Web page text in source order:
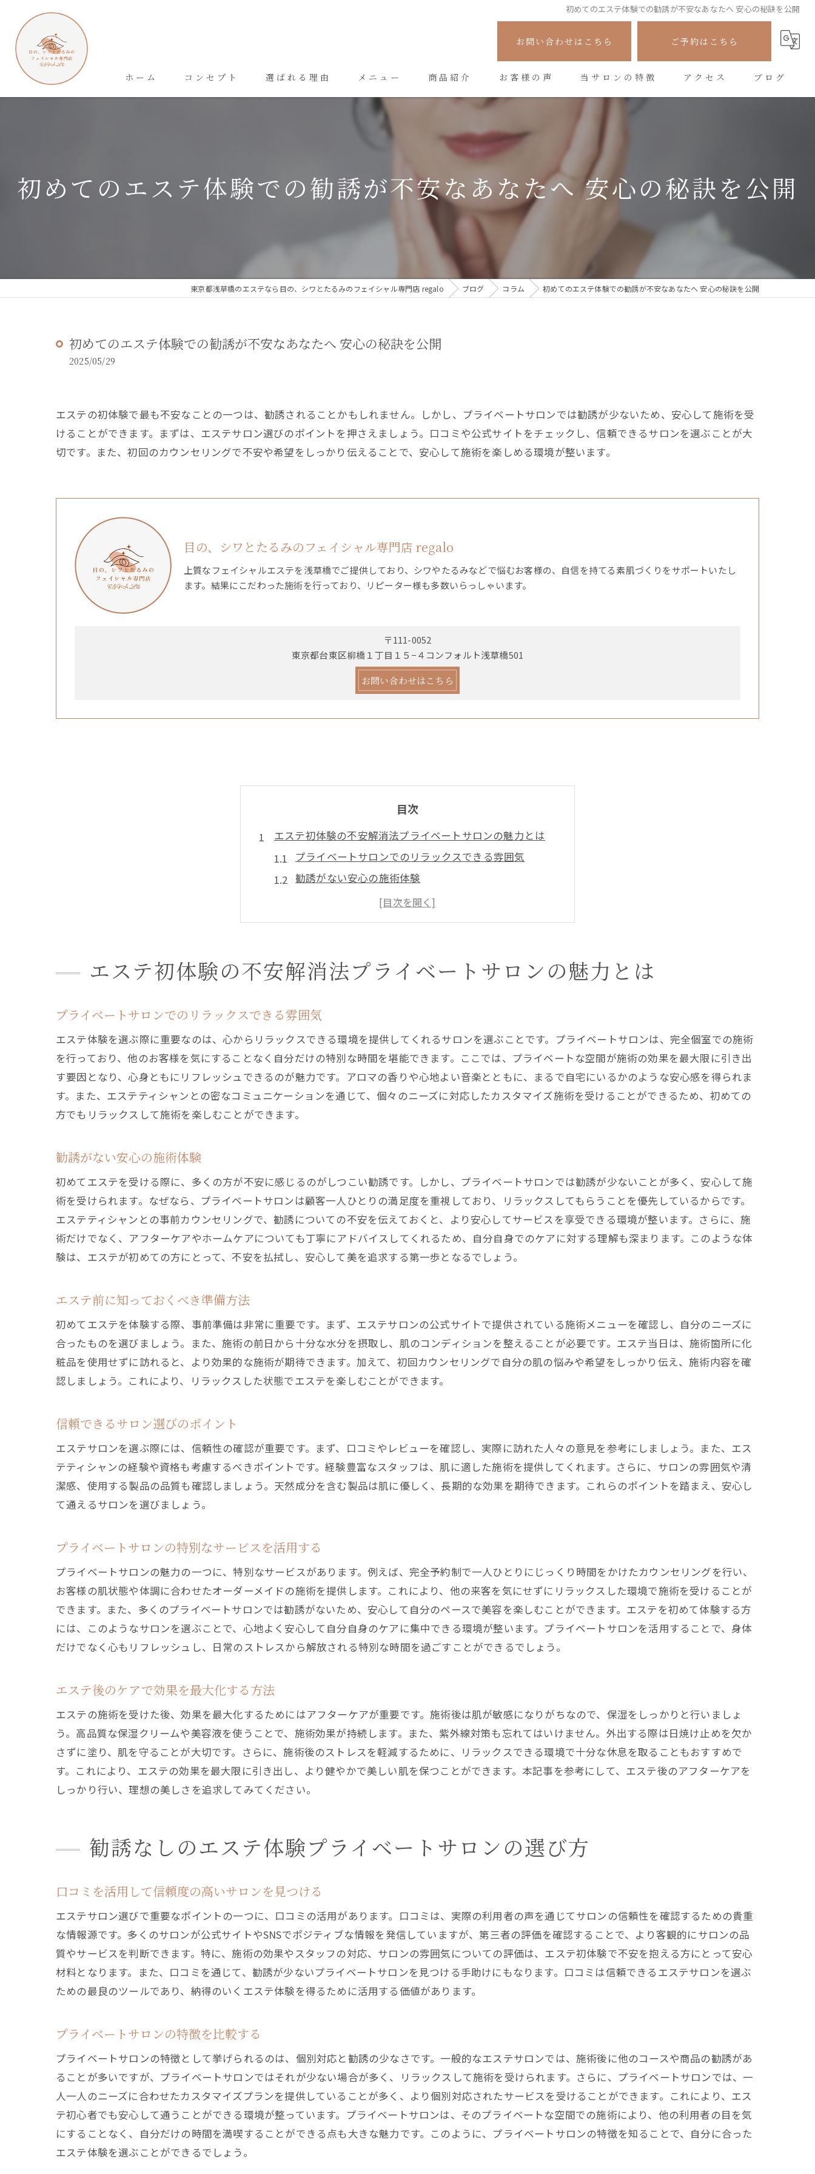
初めてのエステ体験での勧誘が不安なあなたへ 安心の秘訣を公開
お問い合わせはこちら ご予約はこちら
ホーム コンセプト 選ばれる理由 メニュー 商品紹介 お客様の声 当サロンの特徴
フェイシャル
たるみ
美容
アクセス ブログ
初めてのエステ体験での勧誘が不安なあなたへ 安心の秘訣を公開
東京都浅草橋のエステなら目の、シワとたるみのフェイシャル専門店 regalo ブログ コラム 初めてのエステ体験での勧誘が不安なあなたへ 安心の秘訣を公開
初めてのエステ体験での勧誘が不安なあなたへ 安心の秘訣を公開
2025/05/29
エステの初体験で最も不安なことの一つは、勧誘されることかもしれません。しかし、プライベートサロンでは勧誘が少ないため、安心して施術を受
けることができます。まずは、エステサロン選びのポイントを押さえましょう。口コミや公式サイトをチェックし、信頼できるサロンを選ぶことが大
切です。また、初回のカウンセリングで不安や希望をしっかり伝えることで、安心して施術を楽しめる環境が整います。
目の、シワとたるみのフェイシャル専門店 regalo
上質なフェイシャルエステを浅草橋でご提供しており、シワやたるみなどで悩むお客様の、自信を持てる素肌づくりをサポートいたし
ます。結果にこだわった施術を行っており、リピーター様も多数いらっしゃいます。
〒111-0052
東京都台東区柳橋１丁目１５−４コンフォルト浅草橋501
お問い合わせはこちら
目次
エステ初体験の不安解消法プライベートサロンの魅力とは
プライベートサロンでのリラックスできる雰囲気
勧誘がない安心の施術体験
エステ前に知っておくべき準備方法
信頼できるサロン選びのポイント
エステ後のケアで効果を最大化する方法
勧誘なしのエステ体験プライベートサロンの選び方
初回カウンセリングで注意すべきポイント
施術者の資格と経験を確認する重要性
個別対応が可能なサロンの魅力
施術前後のケアで肌を守る方法
不安を解消するための初回カウンセリングの活用
初体験で起こり得るトラブルとその対策
エステサロンでのマナーと心得
プロのアドバイスを最大限に活用する方法
評判の良いサロンの共通点
口コミを活用したサロン選びのコツ
実際の体験談から学ぶエステ選び
ネガティブな口コミの見極め方
プライベートサロンの特別な魅力とは
個別対応で叶える理想の施術
勧誘がないための秘密
プライベートサロンでの施術後の効果的なケア
エステ初体験成功の鍵信頼できるサロンの見つけ方
信頼できるサロン選びの基準
初回訪問時に確認すべきポイント
安心できるサロンの見分け方
エステサロンとの信頼関係の築き方
勧誘されないエステ体験プライベートサロンの利点
プライベートサロンの勧誘なしの理由
顧客第一のサービス体制
リラックスできる施術環境の提供
満足度の高い体験をもたらすプライベートサロンの特徴
エステ前の心構えと準備
初体験を成功させるための心掛け
不安を和らげるコミュニケーションの重要性
効果を実感するための施術前後のケア
エステを楽しむ心の余裕を持つ方法
エステ初体験の不安解消法プライベートサロンの魅力とは
プライベートサロンでのリラックスできる雰囲気
エステ体験を選ぶ際に重要なのは、心からリラックスできる環境を提供してくれるサロンを選ぶことです。プライベートサロンは、完全個室での施術
を行っており、他のお客様を気にすることなく自分だけの特別な時間を堪能できます。ここでは、プライベートな空間が施術の効果を最大限に引き出
す要因となり、心身ともにリフレッシュできるのが魅力です。アロマの香りや心地よい音楽とともに、まるで自宅にいるかのような安心感を得られま
す。また、エステティシャンとの密なコミュニケーションを通じて、個々のニーズに対応したカスタマイズ施術を受けることができるため、初めての
方でもリラックスして施術を楽しむことができます。
勧誘がない安心の施術体験
初めてエステを受ける際に、多くの方が不安に感じるのがしつこい勧誘です。しかし、プライベートサロンでは勧誘が少ないことが多く、安心して施
術を受けられます。なぜなら、プライベートサロンは顧客一人ひとりの満足度を重視しており、リラックスしてもらうことを優先しているからです。
エステティシャンとの事前カウンセリングで、勧誘についての不安を伝えておくと、より安心してサービスを享受できる環境が整います。さらに、施
術だけでなく、アフターケアやホームケアについても丁寧にアドバイスしてくれるため、自分自身でのケアに対する理解も深まります。このような体
験は、エステが初めての方にとって、不安を払拭し、安心して美を追求する第一歩となるでしょう。
エステ前に知っておくべき準備方法
初めてエステを体験する際、事前準備は非常に重要です。まず、エステサロンの公式サイトで提供されている施術メニューを確認し、自分のニーズに
合ったものを選びましょう。また、施術の前日から十分な水分を摂取し、肌のコンディションを整えることが必要です。エステ当日は、施術箇所に化
粧品を使用せずに訪れると、より効果的な施術が期待できます。加えて、初回カウンセリングで自分の肌の悩みや希望をしっかり伝え、施術内容を確
認しましょう。これにより、リラックスした状態でエステを楽しむことができます。
信頼できるサロン選びのポイント
エステサロンを選ぶ際には、信頼性の確認が重要です。まず、口コミやレビューを確認し、実際に訪れた人々の意見を参考にしましょう。また、エス
テティシャンの経験や資格も考慮するべきポイントです。経験豊富なスタッフは、肌に適した施術を提供してくれます。さらに、サロンの雰囲気や清
潔感、使用する製品の品質も確認しましょう。天然成分を含む製品は肌に優しく、長期的な効果を期待できます。これらのポイントを踏まえ、安心し
て通えるサロンを選びましょう。
プライベートサロンの特別なサービスを活用する
プライベートサロンの魅力の一つに、特別なサービスがあります。例えば、完全予約制で一人ひとりにじっくり時間をかけたカウンセリングを行い、
お客様の肌状態や体調に合わせたオーダーメイドの施術を提供します。これにより、他の来客を気にせずにリラックスした環境で施術を受けることが
できます。また、多くのプライベートサロンでは勧誘がないため、安心して自分のペースで美容を楽しむことができます。エステを初めて体験する方
には、このようなサロンを選ぶことで、心地よく安心して自分自身のケアに集中できる環境が整います。プライベートサロンを活用することで、身体
だけでなく心もリフレッシュし、日常のストレスから解放される特別な時間を過ごすことができるでしょう。
エステ後のケアで効果を最大化する方法
エステの施術を受けた後、効果を最大化するためにはアフターケアが重要です。施術後は肌が敏感になりがちなので、保湿をしっかりと行いましょ
う。高品質な保湿クリームや美容液を使うことで、施術効果が持続します。また、紫外線対策も忘れてはいけません。外出する際は日焼け止めを欠か
さずに塗り、肌を守ることが大切です。さらに、施術後のストレスを軽減するために、リラックスできる環境で十分な休息を取ることもおすすめで
す。これにより、エステの効果を最大限に引き出し、より健やかで美しい肌を保つことができます。本記事を参考にして、エステ後のアフターケアを
しっかり行い、理想の美しさを追求してみてください。
勧誘なしのエステ体験プライベートサロンの選び方
口コミを活用して信頼度の高いサロンを見つける
エステサロン選びで重要なポイントの一つに、口コミの活用があります。口コミは、実際の利用者の声を通じてサロンの信頼性を確認するための貴重
な情報源です。多くのサロンが公式サイトやSNSでポジティブな情報を発信していますが、第三者の評価を確認することで、より客観的にサロンの品
質やサービスを判断できます。特に、施術の効果やスタッフの対応、サロンの雰囲気についての評価は、エステ初体験で不安を抱える方にとって安心
材料となります。また、口コミを通じて、勧誘が少ないプライベートサロンを見つける手助けにもなります。口コミは信頼できるエステサロンを選ぶ
ための最良のツールであり、納得のいくエステ体験を得るために活用する価値があります。
プライベートサロンの特徴を比較する
プライベートサロンの特徴として挙げられるのは、個別対応と勧誘の少なさです。一般的なエステサロンでは、施術後に他のコースや商品の勧誘があ
ることが多いですが、プライベートサロンではそれが少ない場合が多く、リラックスして施術を受けられます。さらに、プライベートサロンでは、一
人一人のニーズに合わせたカスタマイズプランを提供していることが多く、より個別対応されたサービスを受けることができます。これにより、エス
テ初心者でも安心して通うことができる環境が整っています。プライベートサロンは、そのプライベートな空間での施術により、他の利用者の目を気
にすることなく、自分だけの時間を満喫することができる点も大きな魅力です。このように、プライベートサロンの特徴を知ることで、自分に合った
エステ体験を選ぶことができるでしょう。